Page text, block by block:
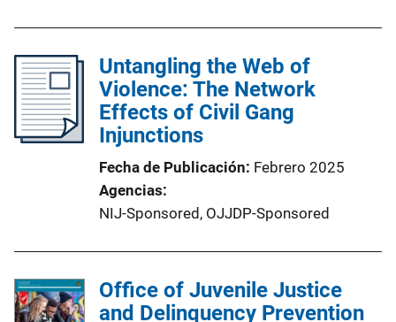
Untangling the Web of
Violence: The Network
Effects of Civil Gang
Injunctions
Fecha de Publicación Febrero 2025
Agencias
NIJ-Sponsored, OJJDP-Sponsored
Office of Juvenile Justice
and Delinquency Prevention